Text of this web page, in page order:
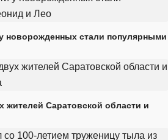
новорожденных стали популярными
жителей Саратовской области и